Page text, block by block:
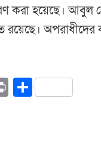
করা হয়েছে। আবুল
রয়েছে। অপরাধীদের
PrintShare